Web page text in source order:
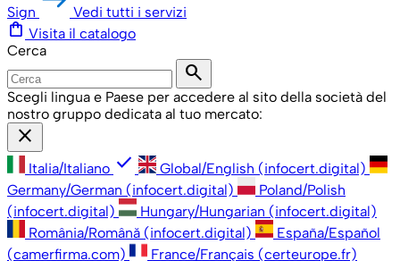
Sign Vedi tutti i servizi
shopping_bag Visita il catalogo
Cerca
search
Scegli lingua e Paese per accedere al sito della società del
nostro gruppo dedicata al tuo mercato:
close
Italia/Italiano check
Global/English (infocert.digital)
Germany/German (infocert.digital)
Poland/Polish
(infocert.digital)
Hungary/Hungarian (infocert.digital)
România/Română (infocert.digital)
España/Español
(camerfirma.com)
France/Français (certeurope.fr)